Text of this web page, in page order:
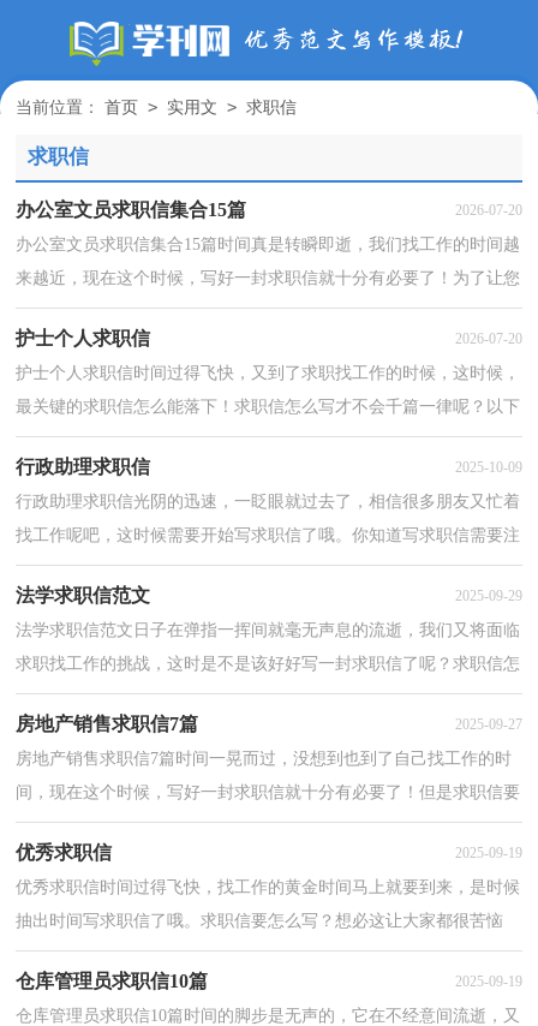
当前位置： 首页 > 实用文 > 求职信
求职信
办公室文员求职信集合15篇 2026-07-20
办公室文员求职信集合15篇时间真是转瞬即逝，我们找工作的时间越
来越近，现在这个时候，写好一封求职信就十分有必要了！为了让您
不再为写求职信头疼，下面是小编帮大家整理的办公室文...
护士个人求职信 2026-07-20
护士个人求职信时间过得飞快，又到了求职找工作的时候，这时候，
最关键的求职信怎么能落下！求职信怎么写才不会千篇一律呢？以下
是小编为大家收集的护士个人求职信，希望对大家有所帮助...
行政助理求职信 2025-10-09
行政助理求职信光阴的迅速，一眨眼就过去了，相信很多朋友又忙着
找工作呢吧，这时候需要开始写求职信了哦。你知道写求职信需要注
意哪些问题吗？以下是小编整理的行政助理求职信，仅供...
法学求职信范文 2025-09-29
法学求职信范文日子在弹指一挥间就毫无声息的流逝，我们又将面临
求职找工作的挑战，这时是不是该好好写一封求职信了呢？求职信怎
么写才不会千篇一律呢？以下是小编帮大家整理的法学...
房地产销售求职信7篇 2025-09-27
房地产销售求职信7篇时间一晃而过，没想到也到了自己找工作的时
间，现在这个时候，写好一封求职信就十分有必要了！但是求职信要
写什么内容才是恰当的呢？以下是小编帮大家整理的房地...
优秀求职信 2025-09-19
优秀求职信时间过得飞快，找工作的黄金时间马上就要到来，是时候
抽出时间写求职信了哦。求职信要怎么写？想必这让大家都很苦恼
吧，以下是小编为大家整理的优秀求职信，仅供参考，欢迎大...
仓库管理员求职信10篇 2025-09-19
仓库管理员求职信10篇时间的脚步是无声的，它在不经意间流逝，又